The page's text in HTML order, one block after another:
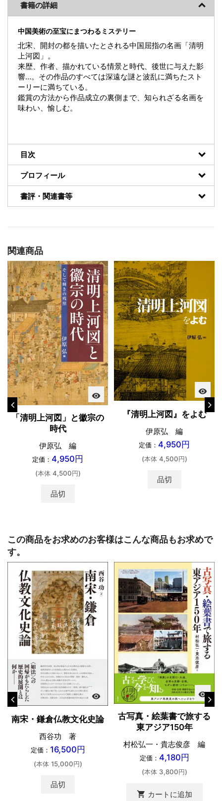
書籍の詳細
中国美術の至宝にまつわるミステリー
北宋、開封の都を描いたとされる中国屈指の名画「清明
上河図」。
来歴、作者、描かれている情景と時代、後世に与えた影
響…。その作品のすべては深遠な謎と波乱に満ちたスト
ーリーに満ちている。
鑑賞の方法から作品成立の裏側まで、知られざる名画を
味わい、愉しむ。
目次
プロフィール
書評・関連書等
関連商品
visibility
「清明上河図」と徽宗の
時代
伊原弘 編
定価： 4,950円
(本体 4,500円)
品切
visibility
『清明上河図』をよむ
伊原弘 編
定価： 4,950円
(本体 4,500円)
品切
この商品をお求めのお客様はこんな商品もお求めで
す。
visibility
南宋・鎌倉仏教文化史論
西谷功 著
定価： 16,500円
(本体 15,000円)
品切
visibility
古写真・絵葉書で旅する
東アジア150年
村松弘一・貴志俊彦 編
定価： 4,180円
(本体 3,800円)
shopping_cart カートに追加